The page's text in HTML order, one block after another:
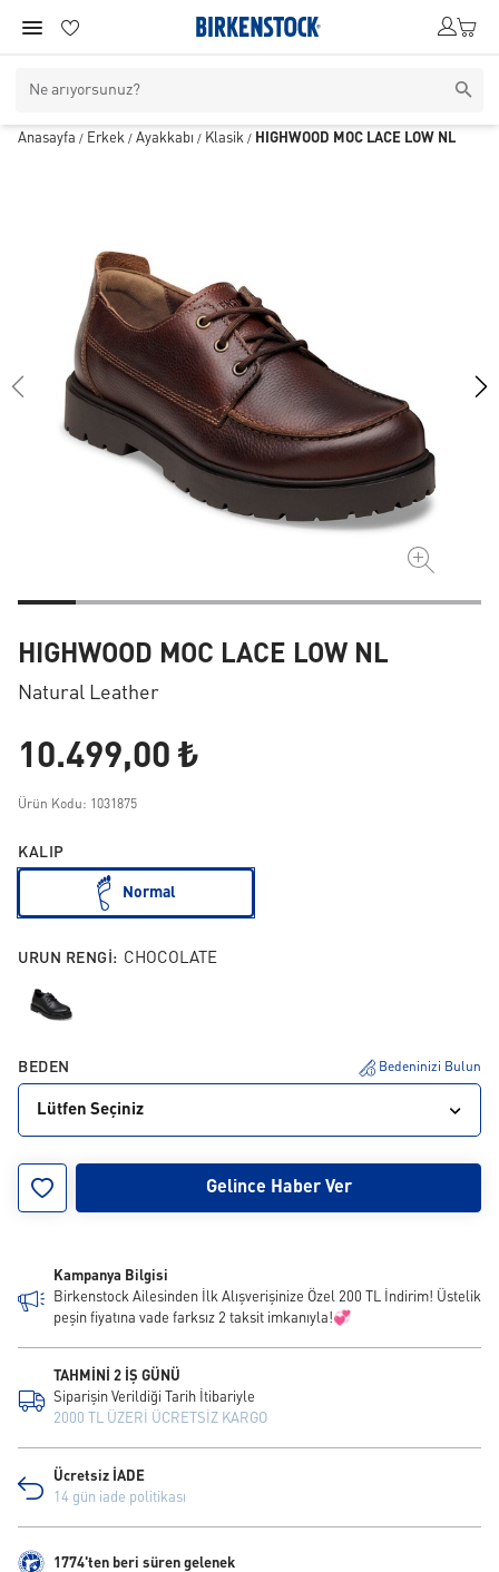
Anasayfa / Erkek / Ayakkabı / Klasik / HIGHWOOD MOC LACE LOW NL
HIGHWOOD MOC LACE LOW NL
Natural Leather
10.499,00 ₺
Ürün Kodu: 1031875
KALIP
Normal
URUN RENGI: CHOCOLATE
BEDEN Bedeninizi Bulun
Lütfen Seçiniz
Gelince Haber Ver
Kampanya Bilgisi
Birkenstock Ailesinden İlk Alışverişinize Özel 200 TL İndirim! Üstelik
peşin fiyatına vade farksız 2 taksit imkanıyla!💞
TAHMİNİ 2 İŞ GÜNÜ
Siparişin Verildiği Tarih İtibariyle
2000 TL ÜZERİ ÜCRETSİZ KARGO
Ücretsiz İADE
14 gün iade politikası
1774'ten beri süren gelenek